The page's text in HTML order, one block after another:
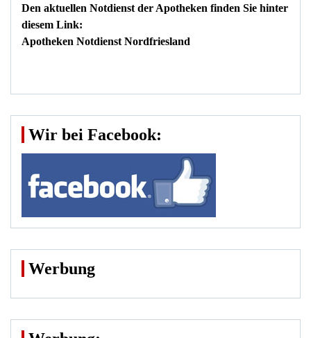
Den aktuellen Notdienst der Apotheken finden Sie hinter
diesem Link:
Apotheken Notdienst Nordfriesland
Wir bei Facebook:
Werbung